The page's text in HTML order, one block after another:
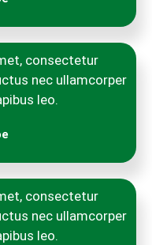
consectetur
nec ullamcorper
leo.
consectetur
nec ullamcorper
leo.